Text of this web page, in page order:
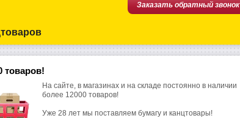
Заказать обратный звонок
товаров!
На сайте, в магазинах и на складе постоянно в наличии
более 12000 товаров!
Уже 28 лет мы поставляем бумагу и канцтовары!